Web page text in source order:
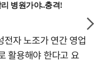
자 노조가 연간 영업
활용해야 한다고 요